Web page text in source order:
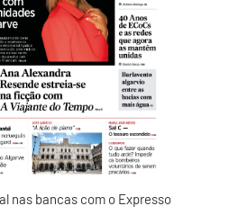
nas bancas com o Expresso